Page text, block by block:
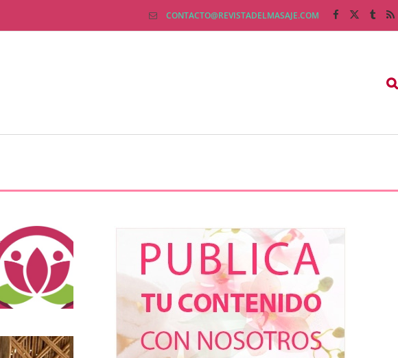
CONTACTO@REVISTADELMASAJE.COM